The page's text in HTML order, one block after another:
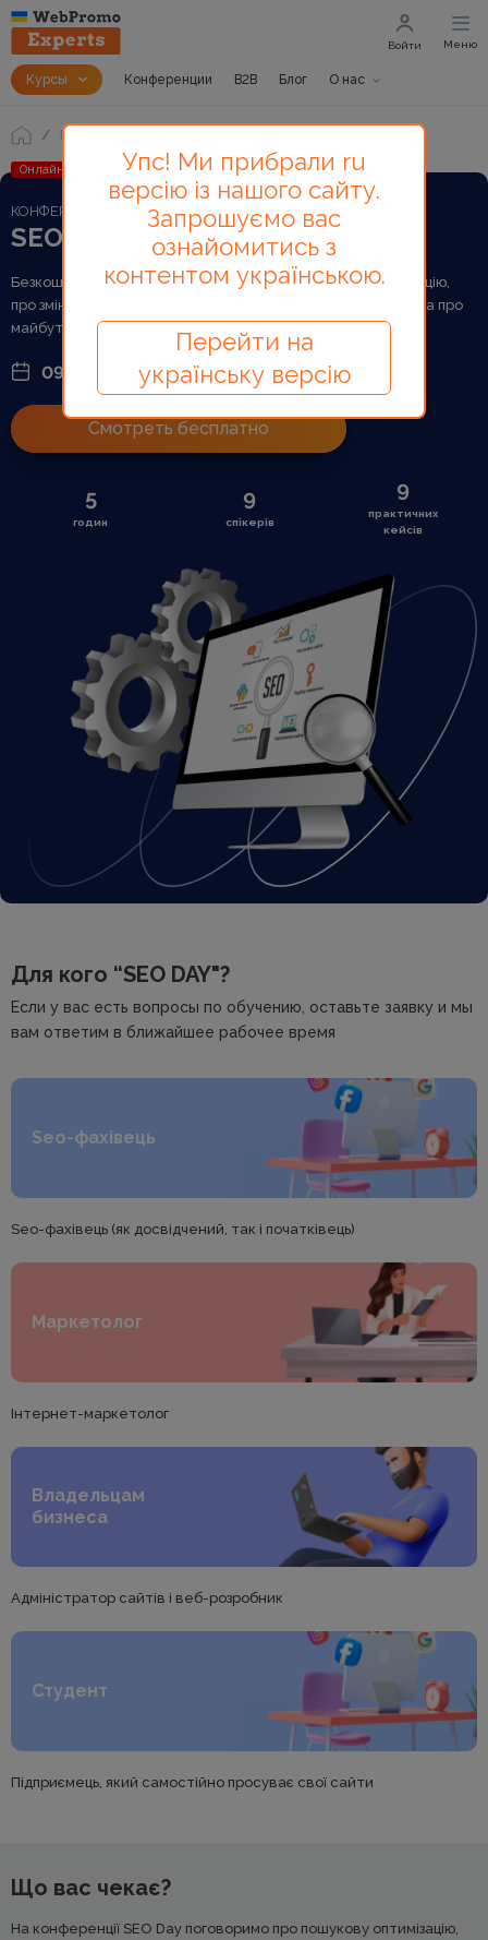
Курсы Конференции B2B Блог О нас
Войти Меню
Конференции
Онлайн
КОНФЕРЕНЦИЯ
SEO Day
Безкоштовна онлайн-конференція про пошукову оптимізацію,
про зміни з якими зіткнулася галузь SEO, про воєнні кейси та про
майбутнє українського SEO
09 марта 2023
Смотреть бесплатно
5
годин
9
спікерів
9
практичних
кейсів
Для кого “SEO DAY"?
Если у вас есть вопросы по обучению, оставьте заявку и мы
вам ответим в ближайшее рабочее время
Seo-фахівець
Seo-фахівець (як досвідчений, так і початківець)
Маркетолог
Інтернет-маркетолог
Владельцам
бизнеса
Адміністратор сайтів і веб-розробник
Студент
Підприємець, який самостійно просуває свої сайти
Що вас чекає?
На конференції SEO Day поговоримо про пошукову оптимізацію,
Упс! Ми прибрали ru
версію із нашого сайту.
Запрошуємо вас
ознайомитись з
контентом українською.
Перейти на
українську версію